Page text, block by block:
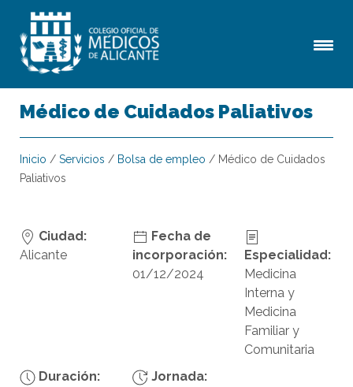
Médico de Cuidados Paliativos
Inicio / Servicios / Bolsa de empleo / Médico de Cuidados
Paliativos
Ciudad:
Alicante
Fecha de
incorporación:
01/12/2024
Especialidad:
Medicina
Interna y
Medicina
Familiar y
Comunitaria
Duración:
Jornada: